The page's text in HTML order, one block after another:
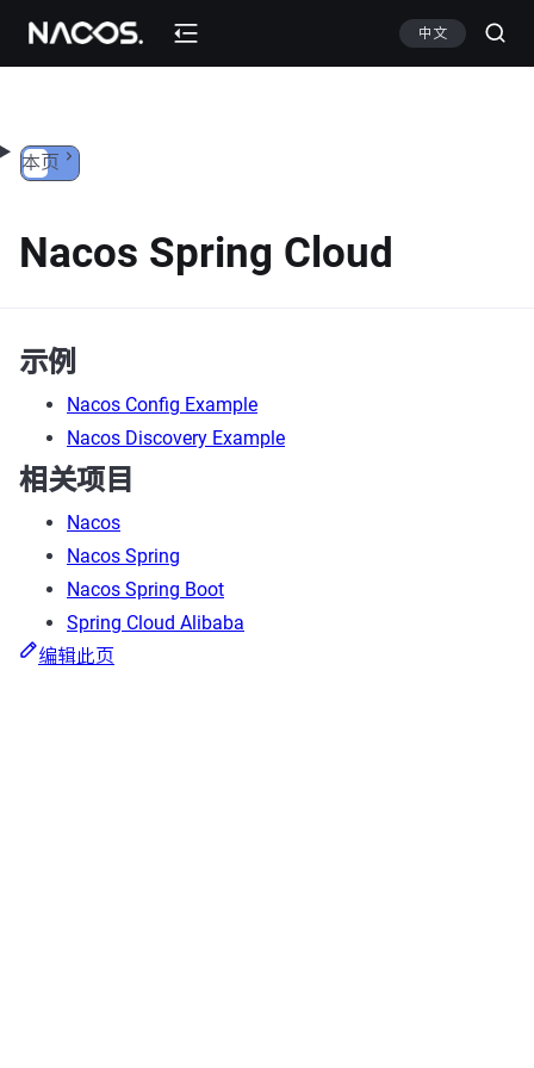
跳转到内容 中文
本页
Nacos Spring Cloud
示例
Nacos Config Example
Nacos Discovery Example
相关项目
Nacos
Nacos Spring
Nacos Spring Boot
Spring Cloud Alibaba
编辑此页